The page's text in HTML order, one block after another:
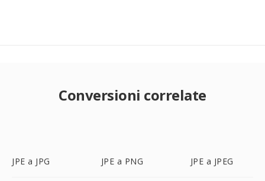
Conversioni correlate
JPE a JPG JPE a PNG JPE a JPEG